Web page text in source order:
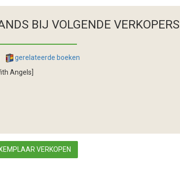
BIJ VOLGENDE VERKOPERS
gerelateerde boeken
Angels]
VERKOPEN